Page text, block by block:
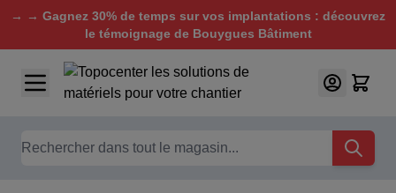
→ → Gagnez 30% de temps sur vos implantations : découvrez
le témoignage de Bouygues Bâtiment
Aller au contenu
Chercher